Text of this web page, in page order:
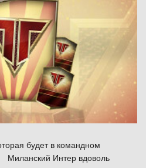
будет в командном
Миланский Интер вдоволь